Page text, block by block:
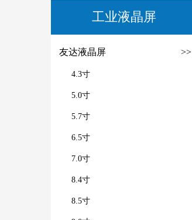
工业液晶屏
友达液晶屏 >>
4.3寸
5.0寸
5.7寸
6.5寸
7.0寸
8.4寸
8.5寸